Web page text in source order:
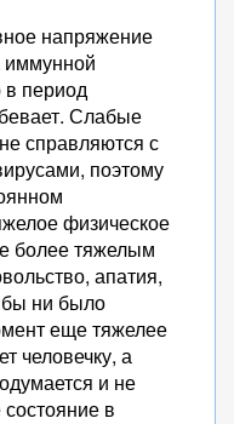
напряжение
иммунной
в период
Слабые
справляются с
поэтому
физическое
более тяжелым
апатия,
бы ни было
еще тяжелее
человечку, а
и не
в